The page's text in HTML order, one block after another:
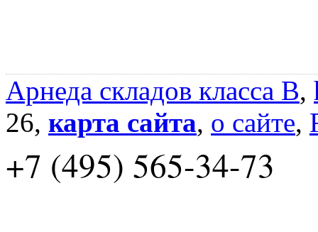
Арнеда складов класса B,
26, карта сайта, о сайте,
+7 (495) 565-34-73